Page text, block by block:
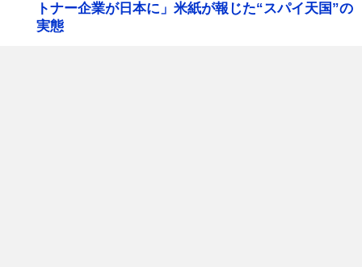
トナー企業が日本に」米紙が報じた“スパイ天国”の
実態